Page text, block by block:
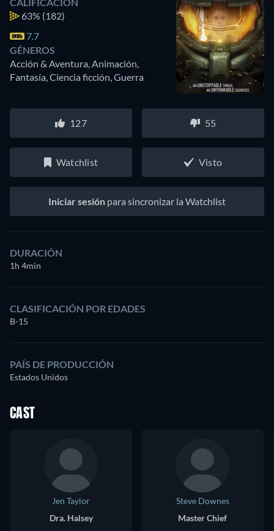
63% (182)
7.7
GÉNEROS
Acción & Aventura, Animación,
Fantasía, Ciencia ficción, Guerra
127 55
Watchlist Visto
Iniciar sesión para sincronizar la Watchlist
DURACIÓN
1h 4min
CLASIFICACIÓN POR EDADES
B-15
PAÍS DE PRODUCCIÓN
Estados Unidos
CAST
Jen Taylor
Dra. Halsey
Steve Downes
Master Chief